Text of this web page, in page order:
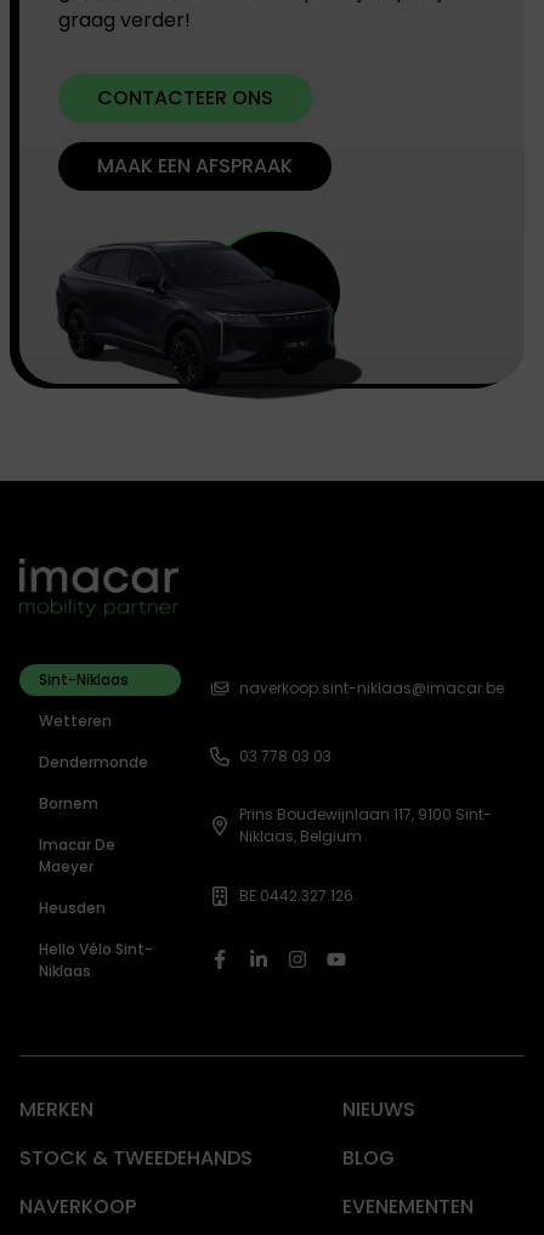
graag verder!
CONTACTEER ONS
MAAK EEN AFSPRAAK
Sint-Niklaas
Wetteren
Dendermonde
Bornem
Imacar De
Maeyer
Heusden
Hello Vélo Sint-
Niklaas
naverkoop.sint-niklaas@imacar.be
03 778 03 03
Prins Boudewijnlaan 117, 9100 Sint-
Niklaas, Belgium
BE 0442.327.126
MERKEN
NIEUWS
STOCK & TWEEDEHANDS
BLOG
NAVERKOOP
EVENEMENTEN